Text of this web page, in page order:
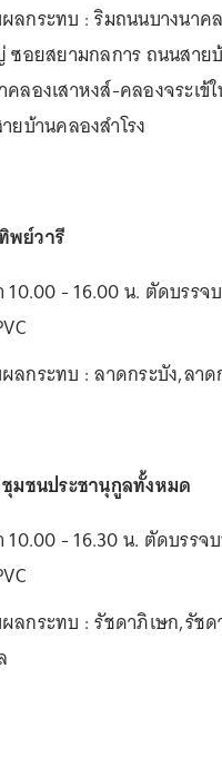
ลกระทบ : ริมถนนบางนาค
ซอยสยามกลการ ถนนสาย
คลองเสาหงส์-คลองจระเ
ยบ้านคลองสำโรง
พย์วารี
10.00 - 16.00 น. ตัดบรรจ
ลกระทบ : ลาดกระบัง,ลาด
มชนประชานุกูลทั้งหมด
10.00 - 16.30 น. ตัดบรรจ
ลกระทบ : รัชดาภิเษก,รัช